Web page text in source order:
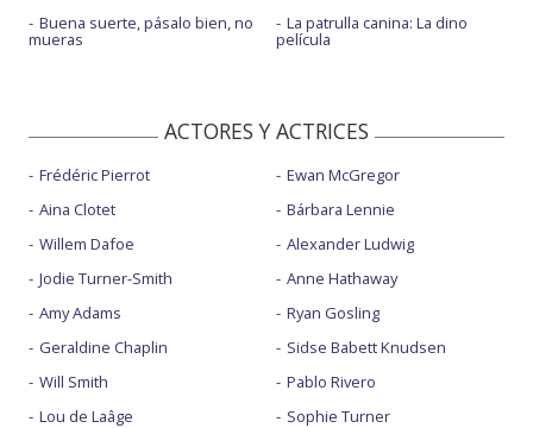
Buena suerte, pásalo bien, no
mueras
La patrulla canina: La dino
película
ACTORES Y ACTRICES
Frédéric Pierrot
Aina Clotet
Willem Dafoe
Jodie Turner-Smith
Amy Adams
Geraldine Chaplin
Will Smith
Lou de Laâge
Ewan McGregor
Bárbara Lennie
Alexander Ludwig
Anne Hathaway
Ryan Gosling
Sidse Babett Knudsen
Pablo Rivero
Sophie Turner